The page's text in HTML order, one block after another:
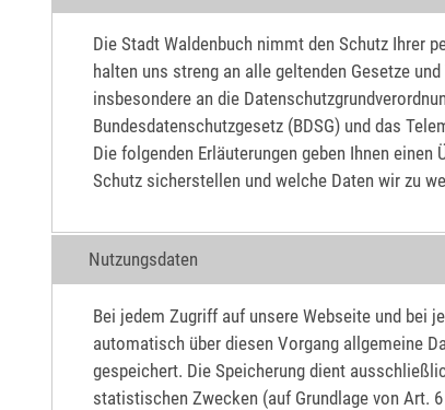
Die Stadt Waldenbuch nimmt den Schutz Ihrer
halten uns streng an alle geltenden Gesetze
insbesondere an die
Bundesdatenschutzgesetz (BDSG) und das
Die folgenden Erläuterungen geben Ihnen einen
Schutz sicherstellen und welche Daten wir zu
Nutzungsdaten
Bei jedem Zugriff auf unsere Webseite und bei
automatisch über diesen Vorgang allgemeine
gespeichert. Die Speicherung dient
statistischen Zwecken (auf Grundlage von Art.